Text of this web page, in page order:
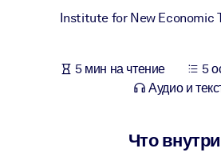
Для корпоративных
Institute for New Economic
5 мин на чтение
5
Аудио и
Что